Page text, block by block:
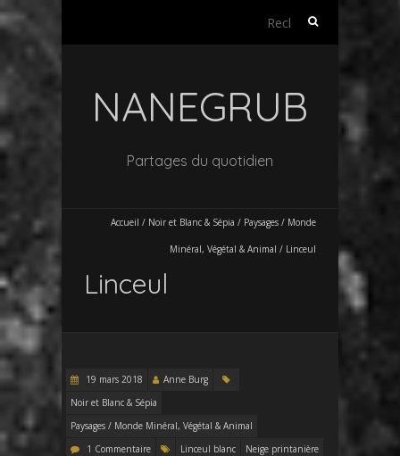
Rechercher :
NANEGRUB
Partages du quotidien
Accueil / Noir et Blanc & Sépia / Paysages / Monde
Minéral, Végétal & Animal / Linceul
Linceul
19 mars 2018
Anne Burg
Noir et Blanc & Sépia
Paysages / Monde Minéral, Végétal & Animal
1 Commentaire
Linceul blanc Neige printanière